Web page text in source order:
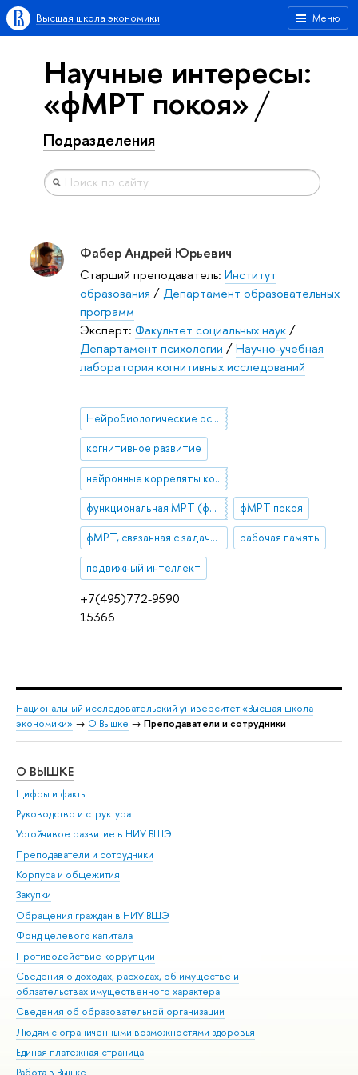
Меню
Высшая школа экономики
Научные интересы:
«фМРТ покоя»
Подразделения
+7(495)772-9590
15366
Фабер Андрей Юрьевич
Старший преподаватель: Институт
образования /Департамент образовательных
программ
Эксперт: Факультет социальных наук/
Департамент психологии /Научно-учебная
лаборатория когнитивных исследований
Нейробиологические основы когнитивного развития
когнитивное развитие
нейронные корреляты когнитивных процессов
функциональная МРТ (фМРТ) фМРТ покоя
фМРТ, связанная с задачей рабочая память
подвижный интеллект
Национальный исследовательский университет «Высшая школа
экономики» → О Вышке → Преподаватели и сотрудники
О ВЫШКЕ
Цифры и факты
Руководство и структура
Устойчивое развитие в НИУ ВШЭ
Преподаватели и сотрудники
Корпуса и общежития
Закупки
Обращения граждан в НИУ ВШЭ
Фонд целевого капитала
Противодействие коррупции
Сведения о доходах, расходах, об имуществе и
обязательствах имущественного характера
Сведения об образовательной организации
Людям с ограниченными возможностями здоровья
Единая платежная страница